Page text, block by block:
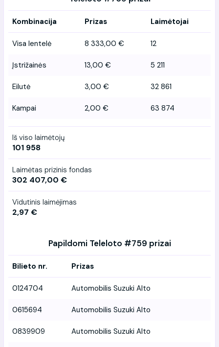
Kombinacija Prizas Laimėtojai
Visa lentelė 8 333,00 € 12
Įstrižainės 13,00 € 5 211
Eilutė 3,00 € 32 861
Kampai 2,00 € 63 874
Iš viso laimėtojų
101 958
Laimėtas prizinis fondas
302 407,00 €
Vidutinis laimėjimas
2,97 €
Papildomi Teleloto #759 prizai
Bilieto nr. Prizas
0124704 Automobilis Suzuki Alto
0615694 Automobilis Suzuki Alto
0839909 Automobilis Suzuki Alto